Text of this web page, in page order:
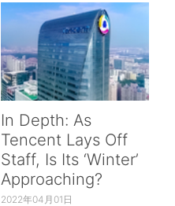
In Depth: As
Tencent Lays Off
Staff, Is Its ‘Winter’
Approaching?
2022年04月01日